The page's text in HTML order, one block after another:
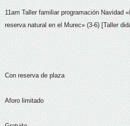
11am Taller familiar programación Navidad
reserva natural en el Murec» (3-6) [Taller
Con reserva de plaza
Aforo limitado